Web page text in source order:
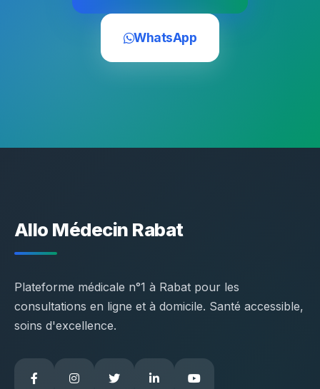
WhatsApp
Allo Médecin Rabat
Plateforme médicale n°1 à Rabat pour les
consultations en ligne et à domicile. Santé accessible,
soins d'excellence.